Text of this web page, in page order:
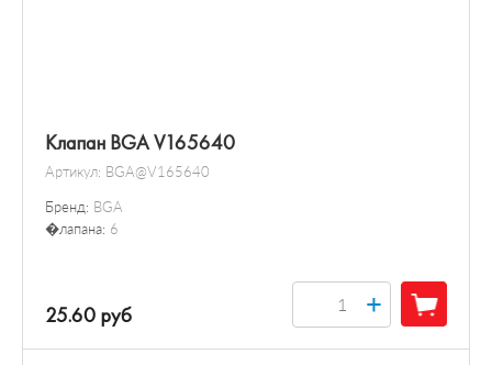
Клапан BGA V165640
Артикул: BGA@V165640
Бренд: BGA
�лапана: 6
25.60 руб +